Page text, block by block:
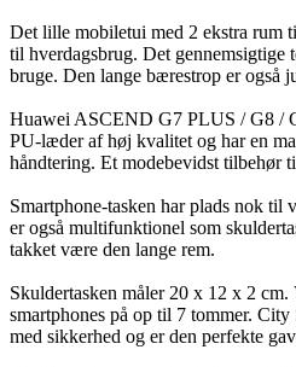
Det lille mobiletui med 2 ekstra rum
til hverdagsbrug. Det gennemsigtige
bruge. Den lange bærestrop er også
Huawei ASCEND G7 PLUS / G8 /
PU-læder af høj kvalitet og har en
håndtering. Et modebevidst tilbehør
Smartphone-tasken har plads nok til
er også multifunktionel som
takket være den lange rem.
Skuldertasken måler 20 x 12 x 2
smartphones på op til 7 tommer.
med sikkerhed og er den perfekte